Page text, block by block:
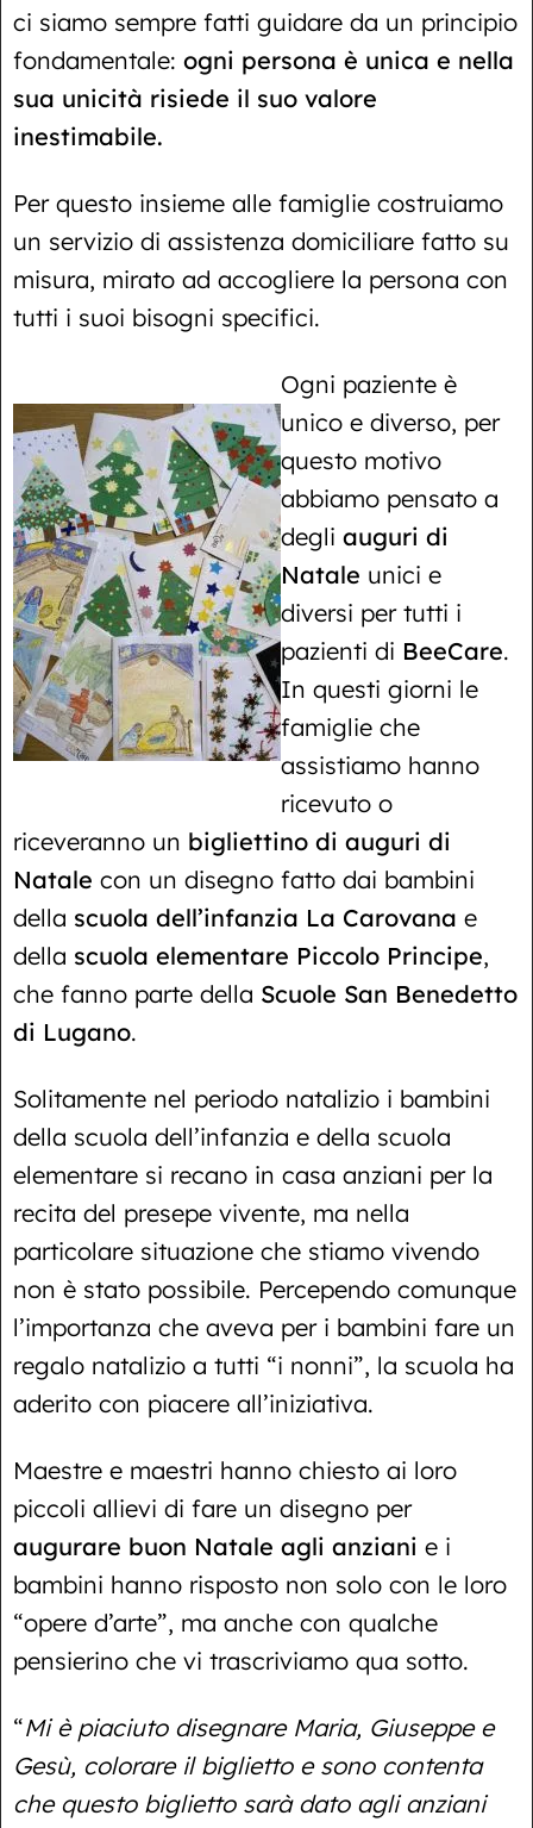
ci siamo sempre fatti guidare da un principio
fondamentale: ogni persona è unica e nella
sua unicità risiede il suo valore
inestimabile.
Per questo insieme alle famiglie costruiamo
un servizio di assistenza domiciliare fatto su
misura, mirato ad accogliere la persona con
tutti i suoi bisogni specifici.
Ogni paziente è
unico e diverso, per
questo motivo
abbiamo pensato a
degli auguri di
Natale unici e
diversi per tutti i
pazienti di BeeCare.
In questi giorni le
famiglie che
assistiamo hanno
ricevuto o
riceveranno un bigliettino di auguri di
Natale con un disegno fatto dai bambini
della scuola dell’infanzia La Carovana e
della scuola elementare Piccolo Principe,
che fanno parte della Scuole San Benedetto
di Lugano.
Solitamente nel periodo natalizio i bambini
della scuola dell’infanzia e della scuola
elementare si recano in casa anziani per la
recita del presepe vivente, ma nella
particolare situazione che stiamo vivendo
non è stato possibile. Percependo comunque
l’importanza che aveva per i bambini fare un
regalo natalizio a tutti “i nonni”, la scuola ha
aderito con piacere all’iniziativa.
Maestre e maestri hanno chiesto ai loro
piccoli allievi di fare un disegno per
augurare buon Natale agli anziani e i
bambini hanno risposto non solo con le loro
“opere d’arte”, ma anche con qualche
pensierino che vi trascriviamo qua sotto.
“Mi è piaciuto disegnare Maria, Giuseppe e
Gesù, colorare il biglietto e sono contenta
che questo biglietto sarà dato agli anziani